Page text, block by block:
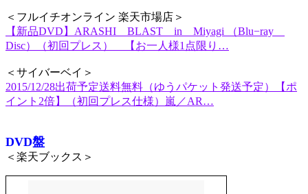
＜フルイチオンライン 楽天市場店＞
【新品DVD】ARASHI BLAST in Miyagi （Blu−ray
Disc）（初回プレス） 【お一人様1点限り…
＜サイバーベイ＞
2015/12/28出荷予定送料無料（ゆうパケット発送予定）【ポ
イント2倍】（初回プレス仕様）嵐／AR…
DVD盤
＜楽天ブックス＞